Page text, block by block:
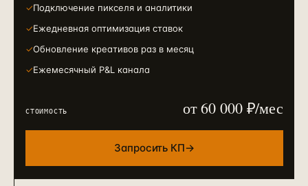
✓Подключение пикселя и аналитики
✓Ежедневная оптимизация ставок
✓Обновление креативов раз в месяц
✓Ежемесячный P&L канала
СТОИМОСТЬ от 60 000 ₽/мес
Запросить КП→